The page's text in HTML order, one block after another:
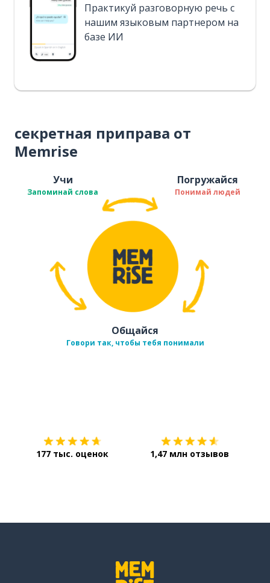
Практикуй разговорную речь с
нашим языковым партнером на
базе ИИ
секретная приправа от
Memrise
Учи
Запоминай слова
Погружайся
Понимай людей
Общайся
Говори так, чтобы тебя понимали
177 тыс. оценок 1,47 млн отзывов